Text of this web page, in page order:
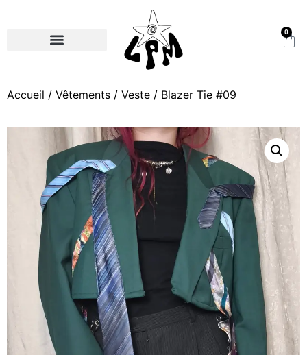
0
Accueil / Vêtements / Veste / Blazer Tie #09